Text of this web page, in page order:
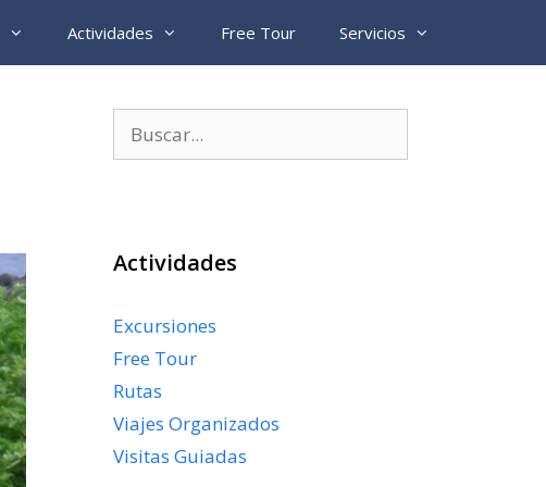
Actividades Free Tour Servicios
Actividades
Excursiones
Free Tour
Rutas
Viajes Organizados
Visitas Guiadas